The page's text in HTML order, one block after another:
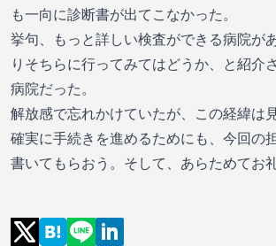
も一向に診断書が出てこなかった。
挙句、もっと詳しい検査ができる病院が
りそちらに行ってみてはどうか、と紹介
病院だった。
解放感で忘れかけていたが、この経緯は
確実に手続きを進めるためにも、今回の
書いてもらおう。そして、あらためてお